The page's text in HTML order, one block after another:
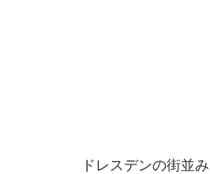
ドレスデンの街並み